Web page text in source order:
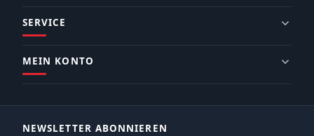
SERVICE
MEIN KONTO
NEWSLETTER ABONNIEREN